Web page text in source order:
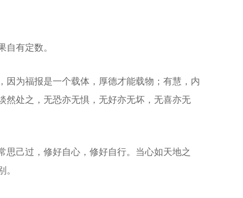
有定数。
为福报是一个载体，厚德才能载物；有慧，内
然处之，无恐亦无惧，无好亦无坏，无喜亦无
己过，修好自心，修好自行。当心如天地之